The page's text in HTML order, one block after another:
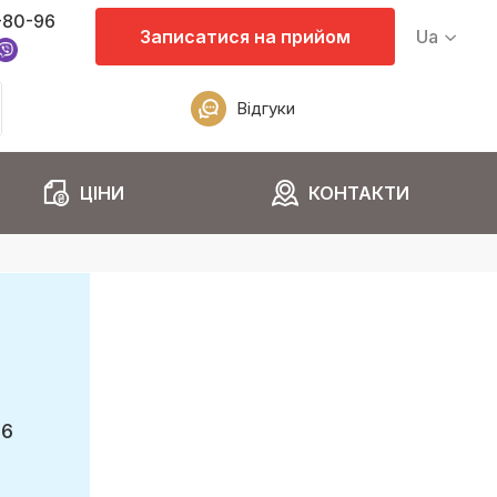
96
Записатися на прийом Ua
Відгуки
ЦІНИ КОНТАКТИ